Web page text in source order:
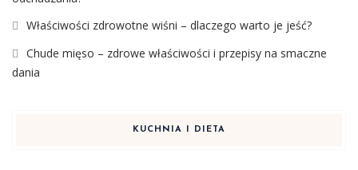
Właściwości zdrowotne wiśni – dlaczego warto je jeść?
Chude mięso – zdrowe właściwości i przepisy na smaczne
dania
KUCHNIA I DIETA